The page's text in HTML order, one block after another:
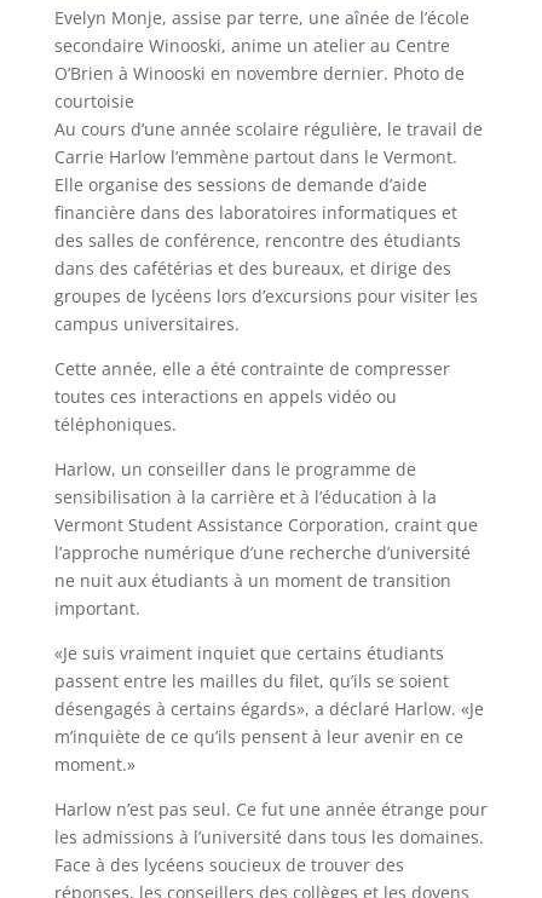
Evelyn Monje, assise par terre, une aînée de l’école
secondaire Winooski, anime un atelier au Centre
O’Brien à Winooski en novembre dernier. Photo de
courtoisie
Au cours d’une année scolaire régulière, le travail de
Carrie Harlow l’emmène partout dans le Vermont.
Elle organise des sessions de demande d’aide
financière dans des laboratoires informatiques et
des salles de conférence, rencontre des étudiants
dans des cafétérias et des bureaux, et dirige des
groupes de lycéens lors d’excursions pour visiter les
campus universitaires.
Cette année, elle a été contrainte de compresser
toutes ces interactions en appels vidéo ou
téléphoniques.
Harlow, un conseiller dans le programme de
sensibilisation à la carrière et à l’éducation à la
Vermont Student Assistance Corporation, craint que
l’approche numérique d’une recherche d’université
ne nuit aux étudiants à un moment de transition
important.
«Je suis vraiment inquiet que certains étudiants
passent entre les mailles du filet, qu’ils se soient
désengagés à certains égards», a déclaré Harlow. «Je
m’inquiète de ce qu’ils pensent à leur avenir en ce
moment.»
Harlow n’est pas seul. Ce fut une année étrange pour
les admissions à l’université dans tous les domaines.
Face à des lycéens soucieux de trouver des
réponses, les conseillers des collèges et les doyens